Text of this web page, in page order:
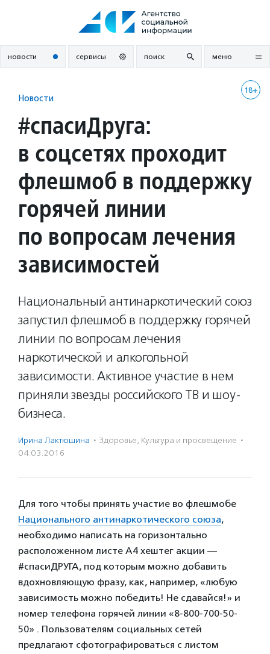
новости сервисы поиск меню
18+
Новости
#спасиДруга:
в соцсетях проходит
флешмоб в поддержку
горячей линии
по вопросам лечения
зависимостей
Национальный антинаркотический союз
запустил флешмоб в поддержку горячей
линии по вопросам лечения
наркотической и алкогольной
зависимости. Активное участие в нем
приняли звезды российского ТВ и шоу-
бизнеса.
Ирина Лактюшина · Здоровье, Культура и просвещение ·
04.03.2016
Для того чтобы принять участие во флешмобе
Национального антинаркотического союза,
необходимо написать на горизонтально
расположенном листе А4 хештег акции —
#спасиДРУГА, под которым можно добавить
вдохновляющую фразу, как, например, «любую
зависимость можно победить! Не сдавайся!» и
номер телефона горячей линии «8-800-700-50-
50» . Пользователям социальных сетей
предлагают сфотографироваться с листом